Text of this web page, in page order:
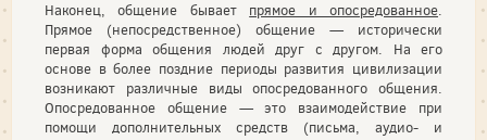
Наконец, общение бывает прямое и опосредованное.
Прямое (непосредственное) общение — исторически
первая форма общения людей друг с другом. На его
основе в более поздние периоды развития цивилизации
возникают различные виды опосредованного общения.
Опосредованное общение — это взаимодействие при
помощи дополнительных средств (письма, аудио- и